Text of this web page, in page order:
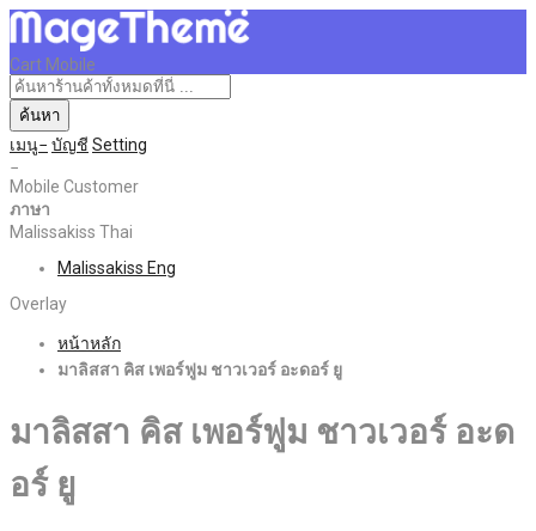
Cart Mobile
ค้นหา
เมนู บัญชี Setting
Mobile Customer
ภาษา
Malissakiss Thai
Malissakiss Eng
Overlay
หน้าหลัก
มาลิสสา คิส เพอร์ฟูม ชาวเวอร์ อะดอร์ ยู
มาลิสสา คิส เพอร์ฟูม ชาวเวอร์ อะด
อร์ ยู